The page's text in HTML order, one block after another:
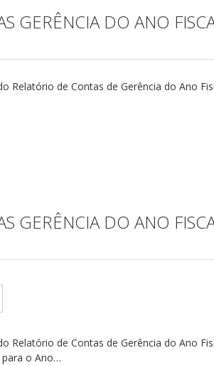
GERÊNCIA DO ANO
Relatório de Contas de Gerência do Ano
GERÊNCIA DO ANO
Relatório de Contas de Gerência do Ano
para o Ano…